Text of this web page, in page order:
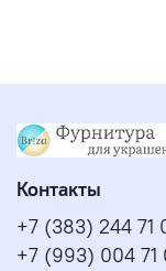
Контакты
+7 (383) 244 71
+7 (993) 004 71